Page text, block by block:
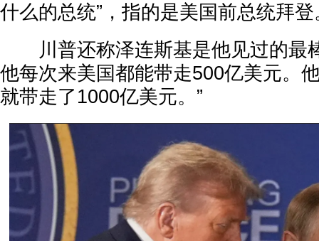
什么的总统”，指的是美国前总统拜登
川普还称泽连斯基是他见过的最
他每次来美国都能带走500亿美元。
就带走了1000亿美元。”